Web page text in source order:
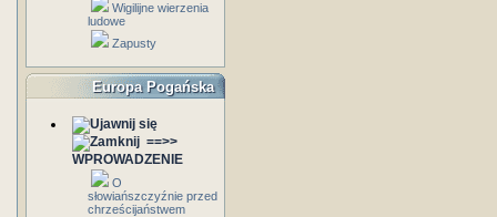
Wigilijne wierzenia
ludowe
Zapusty
Europa Pogańska
==>>
WPROWADZENIE
O
słowiańszczyźnie przed
chrześcijaństwem